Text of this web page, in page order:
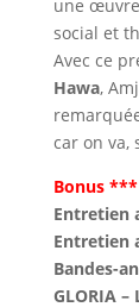
une
social et
Avec ce
Hawa,
car on va,
Bonus ***
Entretien
Entretien
Bandes-
GLORIA –